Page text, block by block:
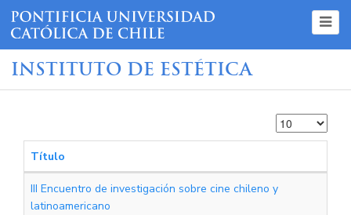
INSTITUTO DE ESTÉTICA
Cantidad
a
Título
III Encuentro de investigación sobre cine chileno y
latinoamericano